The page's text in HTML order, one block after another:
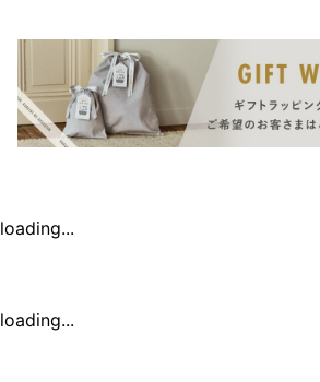
loading...
loading...